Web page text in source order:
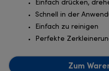
Einfach drücken,
Schnell in der
Einfach zu reinigen
Perfekte
Zum